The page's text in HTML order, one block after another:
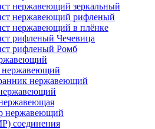
нержавеющий зеркальный
нержавеющий рифленый
нержавеющий в плёнке
рифленый Чечевица
рифленый Ромб
нержавеющий
нержавеющий
нержавеющий
соединения